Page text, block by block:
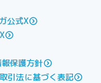
公式X
保護方針
引法に基づく表記